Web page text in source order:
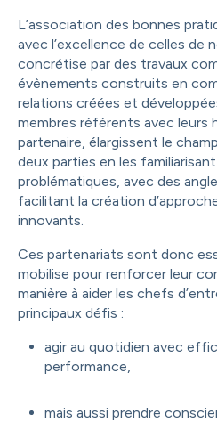
L’association des bonnes
avec l’excellence de celles de
concrétise par des travaux
évènements construits en
relations créées et
membres référents avec leurs
partenaire, élargissent le
deux parties en les
problématiques, avec des
facilitant la création
innovants.
Ces partenariats sont donc
mobilise pour renforcer leur
manière à aider les chefs
principaux défis :
agir au quotidien avec
performance,
mais aussi prendre